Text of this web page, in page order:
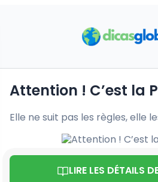
Attention ! C’est la
Elle ne suit pas les règles, elle
LIRE LES DÉTAILS